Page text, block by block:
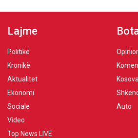
Lajme
Politikë
Kronikë
Aktualitet
Ekonomi
Sociale
Video
Top News LIVE
Auto